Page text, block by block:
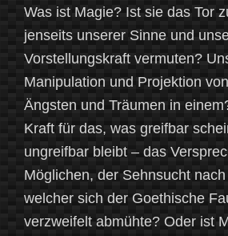
Was ist Magie? Ist sie das Tor
jenseits unserer Sinne und
Vorstellungskraft vermuten?
Manipulation und Projektion
Ängsten und Träumen in
Kraft für das, was greifbar
ungreifbar bleibt – das
Möglichen, der Sehnsucht
welcher sich der Goethische
verzweifelt abmühte? Oder ist